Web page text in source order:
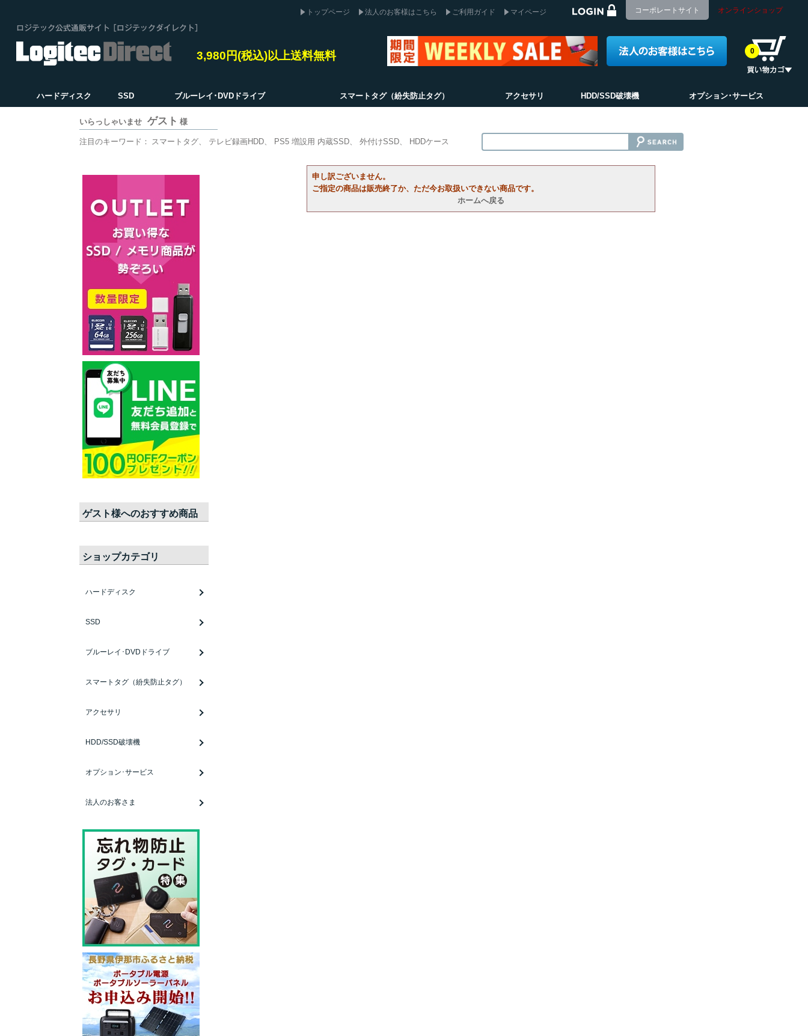
トップページ 法人のお客様はこちら ご利用ガイド マイページ コーポレートサイト オンラインショップ
3,980円(税込)以上送料無料 0
ハードディスク SSD ブルーレイ･DVDドライブ スマートタグ（紛失防止タグ） アクセサリ HDD/SSD破壊機 オプション･サービス
いらっしゃいませ ゲスト 様
注目のキーワード： スマートタグ テレビ録画HDD PS5 増設用 内蔵SSD 外付けSSD HDDケース
申し訳ございません。
ご指定の商品は販売終了か、ただ今お取扱いできない商品です。
ホームへ戻る
ゲスト様へのおすすめ商品
ショップカテゴリ
ハードディスク
SSD
ブルーレイ･DVDドライブ
スマートタグ（紛失防止タグ）
アクセサリ
HDD/SSD破壊機
オプション･サービス
法人のお客さま